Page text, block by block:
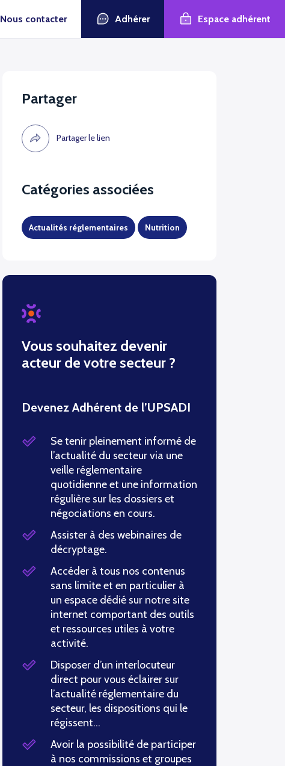
Nous contacter Adhérer Espace adhérent
Partager
Partager le lien
Catégories associées
Actualités réglementaires Nutrition
Vous souhaitez devenir
acteur de votre secteur ?
Devenez Adhérent de l’UPSADI
Se tenir pleinement informé de
l’actualité du secteur via une
veille réglementaire
quotidienne et une information
régulière sur les dossiers et
négociations en cours.
Assister à des webinaires de
décryptage.
Accéder à tous nos contenus
sans limite et en particulier à
un espace dédié sur notre site
internet comportant des outils
et ressources utiles à votre
activité.
Disposer d’un interlocuteur
direct pour vous éclairer sur
l’actualité réglementaire du
secteur, les dispositions qui le
régissent…
Avoir la possibilité de participer
à nos commissions et groupes